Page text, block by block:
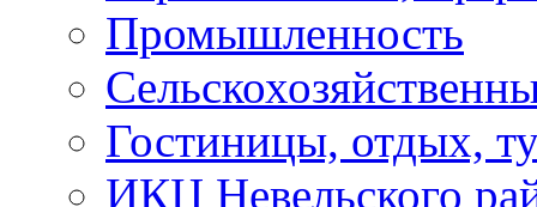
Промышленность
Гостиницы, отдых,
ИКЦ Невельского